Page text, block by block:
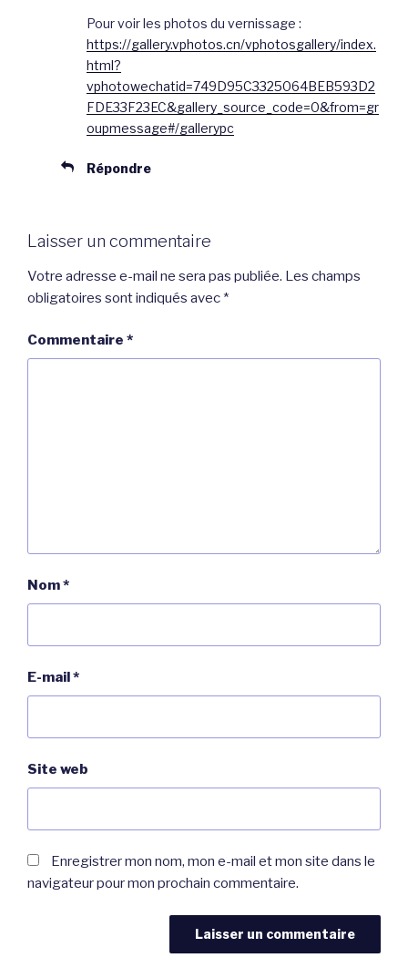
Pour voir les photos du vernissage :
https://gallery.vphotos.cn/vphotosgallery/index.
html?
vphotowechatid=749D95C3325064BEB593D2
FDE33F23EC&gallery_source_code=0&from=gr
oupmessage#/gallerypc
Répondre
Laisser un commentaire
Votre adresse e-mail ne sera pas publiée. Les champs
obligatoires sont indiqués avec *
Commentaire *
Nom*
E-mail *
Site web
Enregistrer mon nom, mon e-mail et mon site dans le
navigateur pour mon prochain commentaire.